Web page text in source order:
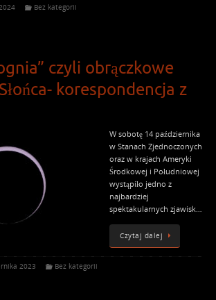
Bez kategorii
czyli obrączkowe
korespondencja z
W sobotę 14 października
w Stanach Zjednoczonych
oraz w krajach Ameryki
Środkowej i Południowej
wystąpiło jedno z
najbardziej
spektakularnych zjawisk…
Czytaj dalej
2023 Bez kategorii